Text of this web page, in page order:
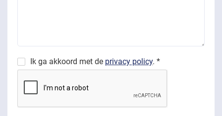
Ik ga akkoord met de privacy policy. *